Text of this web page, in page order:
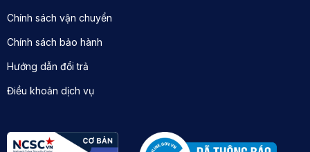
Chính sách vận chuyển
Chính sách bảo hành
Hướng dẫn đổi trả
Điều khoản dịch vụ